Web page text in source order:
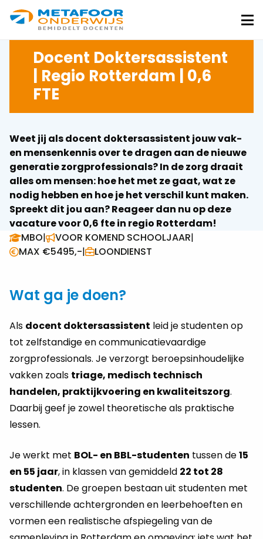
Metafoor
Onderwijs
Docent Doktersassistent
| Regio Rotterdam | 0,6
FTE
Weet jij als docent doktersassistent jouw vak-
en mensenkennis over te dragen aan de nieuwe
generatie zorgprofessionals? In de zorg draait
alles om mensen: hoe het met ze gaat, wat ze
nodig hebben en hoe je het verschil kunt maken.
Spreekt dit jou aan? Reageer dan nu op deze
vacature voor 0,6 fte in regio Rotterdam!
MBO| VOOR KOMEND SCHOOLJAAR|
MAX €5495,-| LOONDIENST
Wat ga je doen?
Als docent doktersassistent leid je studenten op
tot zelfstandige en communicatievaardige
zorgprofessionals. Je verzorgt beroepsinhoudelijke
vakken zoals triage, medisch technisch
handelen, praktijkvoering en kwaliteitszorg.
Daarbij geef je zowel theoretische als praktische
lessen.
Je werkt met BOL- en BBL-studenten tussen de15
en 55 jaar, in klassen van gemiddeld 22 tot 28
studenten. De groepen bestaan uit studenten met
verschillende achtergronden en leerbehoeften en
vormen een realistische afspiegeling van de